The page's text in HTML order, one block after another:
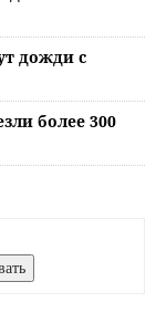
дожди с
более 300